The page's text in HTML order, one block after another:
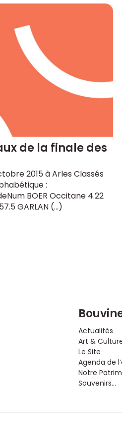
de la finale des
2015 à Arles Classés
:
BOER Occitane 4.22
GARLAN (…)
Actualités
Art &
Le Site
Agenda de
Notre
Souvenirs...